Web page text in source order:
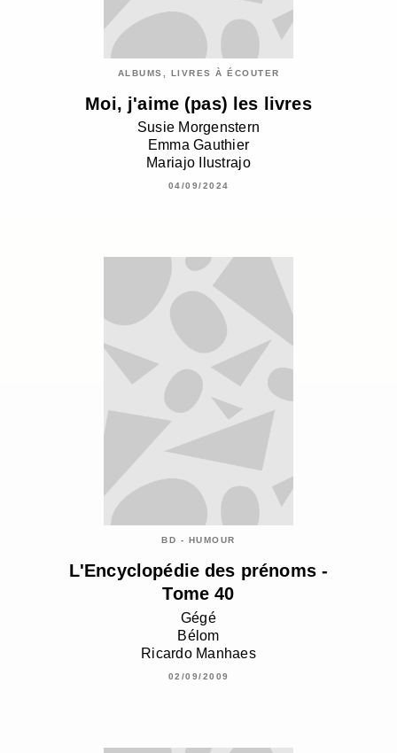
ALBUMS, LIVRES À ÉCOUTER
Moi, j'aime (pas) les livres
Susie Morgenstern
Emma Gauthier
Mariajo Ilustrajo
04/09/2024
BD - HUMOUR
L'Encyclopédie des prénoms -
Tome 40
Gégé
Bélom
Ricardo Manhaes
02/09/2009